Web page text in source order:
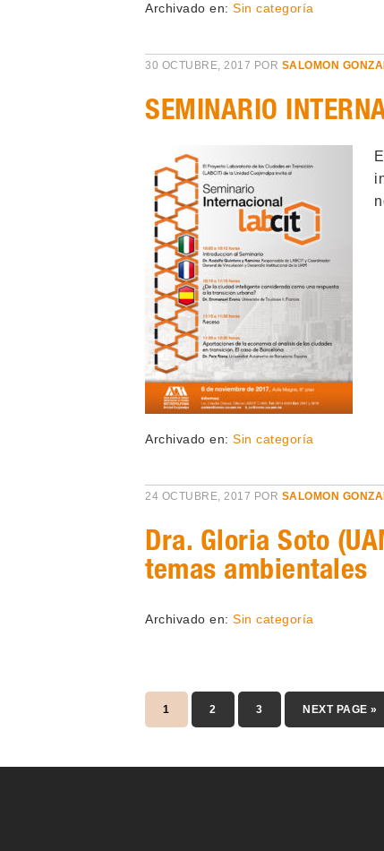
Archivado en: Sin categoría
30 OCTUBRE, 2017 POR SALOMON
SEMINARIO
Archivado en: Sin categoría
24 OCTUBRE, 2017 POR SALOMON
Dra. Gloria Soto
temas ambientales
Archivado en: Sin categoría
1 2 3 NEXT PAGE »